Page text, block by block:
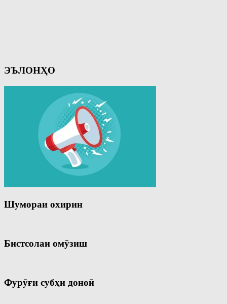
ЭЪЛОНҲО
Шумораи охирин
Бистсолаи омӯзиш
Фурӯғи субҳи доноӣ